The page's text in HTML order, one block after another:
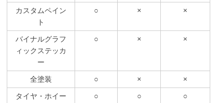
カスタムペイン
ト
○ × ×
バイナルグラフ
ィックステッカ
ー
○ × ×
全塗装 ○ × ×
タイヤ・ホイー
○ ○ ○